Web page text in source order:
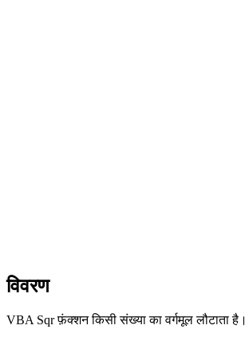
विवरण
VBA Sqr फ़ंक्शन किसी संख्या का वर्गमूल लौटाता है।